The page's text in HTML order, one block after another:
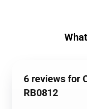
6 reviews for
RB0812